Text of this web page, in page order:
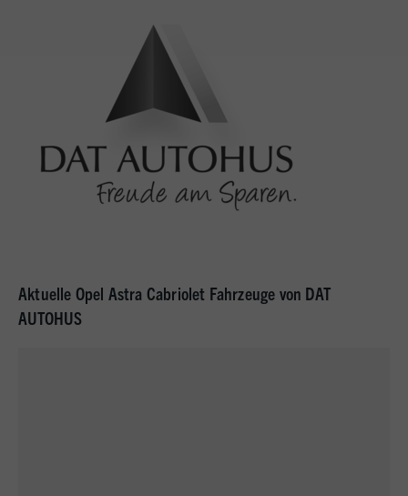
Aktuelle Opel Astra Cabriolet Fahrzeuge von DAT
AUTOHUS